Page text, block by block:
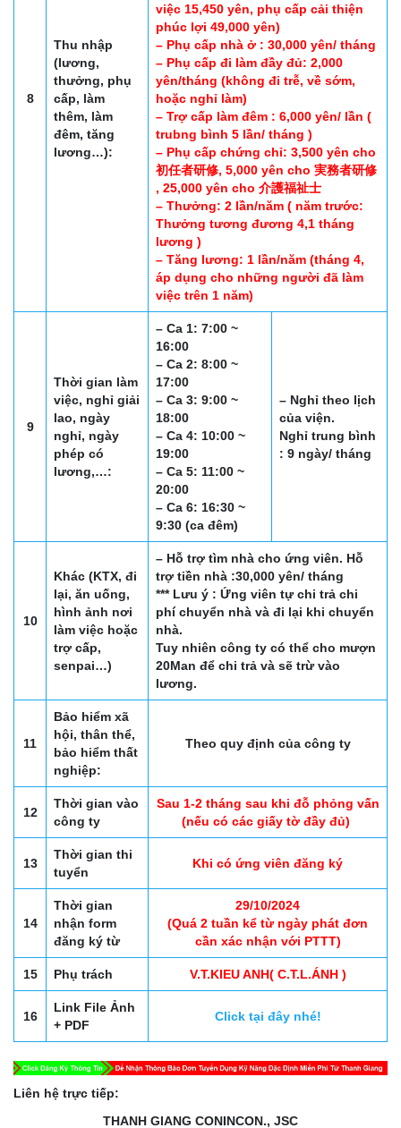
8
Thu nhập
(lương,
thưởng, phụ
cấp, làm
thêm, làm
đêm, tăng
lương…):
việc 15,450 yên, phụ cấp cải thiện
phúc lợi 49,000 yên)
– Phụ cấp nhà ở : 30,000 yên/ tháng
– Phụ cấp đi làm đầy đủ: 2,000
yên/tháng (không đi trễ, về sớm,
hoặc nghỉ làm)
– Trợ cấp làm đêm : 6,000 yên/ lần (
trubng bình 5 lần/ tháng )
– Phụ cấp chứng chỉ: 3,500 yên cho
初任者研修, 5,000 yên cho 実務者研修
, 25,000 yên cho 介護福祉士
– Thưởng: 2 lần/năm ( năm trước:
Thưởng tương đương 4,1 tháng
lương )
– Tăng lương: 1 lần/năm (tháng 4,
áp dụng cho những người đã làm
việc trên 1 năm)
9
Thời gian làm
việc, nghỉ giải
lao, ngày
nghỉ, ngày
phép có
lương,…:
– Ca 1: 7:00 ~
16:00
– Ca 2: 8:00 ~
17:00
– Ca 3: 9:00 ~
18:00
– Ca 4: 10:00 ~
19:00
– Ca 5: 11:00 ~
20:00
– Ca 6: 16:30 ~
9:30 (ca đêm)
– Nghỉ theo lịch
của viện.
Nghỉ trung bình
: 9 ngày/ tháng
10
Khác (KTX, đi
lại, ăn uống,
hình ảnh nơi
làm việc hoặc
trợ cấp,
senpai…)
– Hỗ trợ tìm nhà cho ứng viên. Hỗ
trợ tiền nhà :30,000 yên/ tháng
*** Lưu ý : Ứng viên tự chi trả chi
phí chuyển nhà và đi lại khi chuyển
nhà.
Tuy nhiên công ty có thể cho mượn
20Man để chi trả và sẽ trừ vào
lương.
11
Bảo hiểm xã
hội, thân thể,
bảo hiểm thất
nghiệp:
Theo quy định của công ty
12
Thời gian vào
công ty
Sau 1-2 tháng sau khi đỗ phỏng vấn
(nếu có các giấy tờ đầy đủ)
13
Thời gian thi
tuyển
Khi có ứng viên đăng ký
14
Thời gian
nhận form
đăng ký từ
29/10/2024
(Quá 2 tuần kể từ ngày phát đơn
cần xác nhận với PTTT)
15 Phụ trách V.T.KIEU ANH( C.T.L.ÁNH )
16
Link File Ảnh
+ PDF
Click tại đây nhé!
Liên hệ trực tiếp:
THANH GIANG CONINCON., JSC